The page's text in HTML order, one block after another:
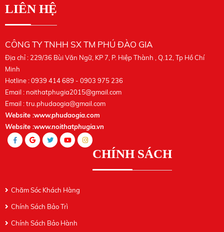
LIÊN HỆ
CÔNG TY TNHH SX TM PHÚ ĐÀO GIA
Địa chỉ : 229/36 Bùi Văn Ngữ, KP 7, P. Hiệp Thành , Q.12, Tp Hồ Chí
Minh
Hotline : 0939 414 689 - 0903 975 236
Email : noithatphugia2015@gmail.com
Email :tru.phudaogia@gmail.com
Website :www.phudaogia.com
Website :www.noithatphugia.vn
CHÍNH SÁCH
Chăm Sóc Khách Hàng
Chính Sách Bảo Trì
Chính Sách Bảo Hành